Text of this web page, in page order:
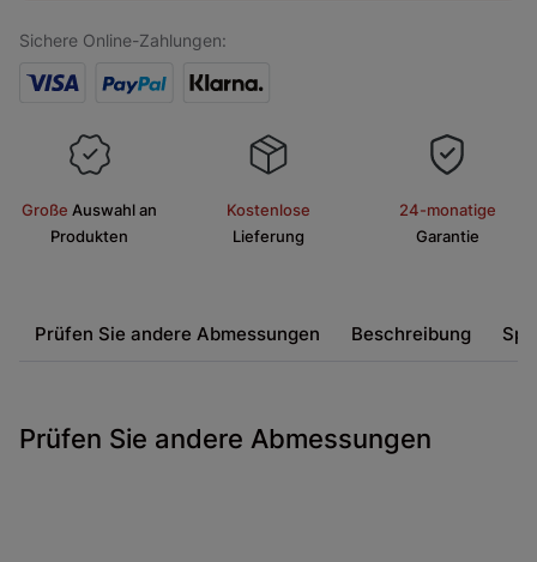
Sichere Online-Zahlungen:
Große Auswahl an
Produkten
Kostenlose
Lieferung
24-monatige
Garantie
Prüfen Sie andere Abmessungen Beschreibung
Prüfen Sie andere Abmessungen